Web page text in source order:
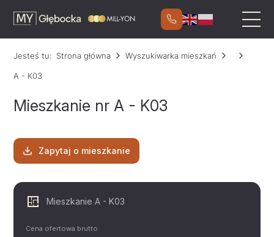
Jesteś tu: Strona główna Wyszukiwarka mieszkań
A - K03
Mieszkanie nr A - K03
Zapytaj o mieszkanie
Mieszkanie A - K03
Cena ofertowa brutto